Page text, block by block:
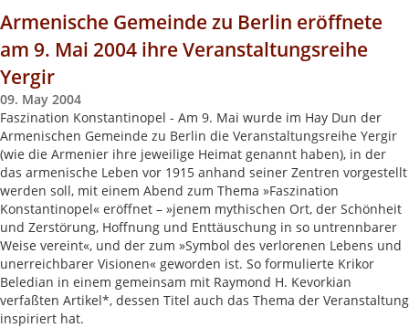
Armenische Gemeinde zu Berlin eröffnete
am 9. Mai 2004 ihre Veranstaltungsreihe
Yergir
09. May 2004
Faszination Konstantinopel - Am 9. Mai wurde im Hay Dun der
Armenischen Gemeinde zu Berlin die Veranstaltungsreihe Yergir
(wie die Armenier ihre jeweilige Heimat genannt haben), in der
das armenische Leben vor 1915 anhand seiner Zentren vorgestellt
werden soll, mit einem Abend zum Thema »Faszination
Konstantinopel« eröffnet – »jenem mythischen Ort, der Schönheit
und Zerstörung, Hoffnung und Enttäuschung in so untrennbarer
Weise vereint«, und der zum »Symbol des verlorenen Lebens und
unerreichbarer Visionen« geworden ist. So formulierte Krikor
Beledian in einem gemeinsam mit Raymond H. Kevorkian
verfaßten Artikel*, dessen Titel auch das Thema der Veranstaltung
inspiriert hat.